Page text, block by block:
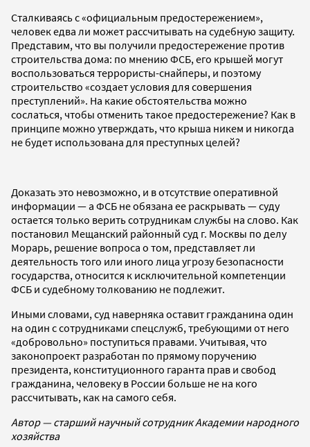
Сталкиваясь с «официальным предостережением»,
человек едва ли может рассчитывать на судебную защиту.
Представим, что вы получили предостережение против
строительства дома: по мнению ФСБ, его крышей могут
воспользоваться террористы-снайперы, и поэтому
строительство «создает условия для совершения
преступлений». На какие обстоятельства можно
сослаться, чтобы отменить такое предостережение? Как в
принципе можно утверждать, что крыша никем и никогда
не будет использована для преступных целей?
Доказать это невозможно, и в отсутствие оперативной
информации — а ФСБ не обязана ее раскрывать — суду
остается только верить сотрудникам службы на слово. Как
постановил Мещанский районный суд г. Москвы по делу
Морарь, решение вопроса о том, представляет ли
деятельность того или иного лица угрозу безопасности
государства, относится к исключительной компетенции
ФСБ и судебному толкованию не подлежит.
Иными словами, суд наверняка оставит гражданина один
на один с сотрудниками спецслужб, требующими от него
«добровольно» поступиться правами. Учитывая, что
законопроект разработан по прямому поручению
президента, конституционного гаранта прав и свобод
гражданина, человеку в России больше не на кого
рассчитывать, как на самого себя.
Автор — старший научный сотрудник Академии народного
хозяйства